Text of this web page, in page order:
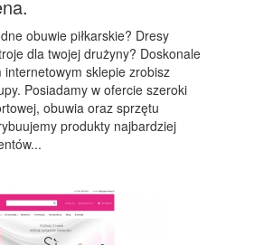
obuwie piłkarskie? Dresy
dla twojej drużyny? Doskonale
internetowym sklepie zrobisz
Posiadamy w ofercie szeroki
obuwia oraz sprzętu
produkty najbardziej